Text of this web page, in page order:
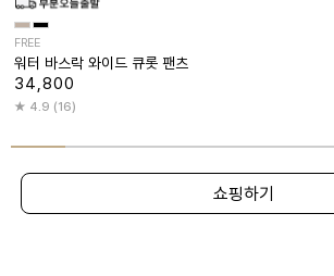
FREE
워터 바스락 와이드 큐롯 팬츠
34,800
4.9 (16)
쇼핑하기